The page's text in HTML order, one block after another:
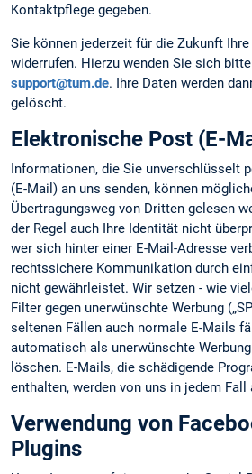
Kontaktpflege gegeben.
Sie können jederzeit für die Zukunft
widerrufen. Hierzu wenden Sie sich
support@tum.de. Ihre Daten werden
gelöscht.
Elektronische Post (E-
Informationen, die Sie unverschlüsselt
(E-Mail) an uns senden, können
Übertragungsweg von Dritten gelesen
der Regel auch Ihre Identität nicht
wer sich hinter einer E-Mail-Adresse
rechtssichere Kommunikation durch
nicht gewährleistet. Wir setzen - wie
Filter gegen unerwünschte Werbung
seltenen Fällen auch normale E-Mails
automatisch als unerwünschte
löschen. E-Mails, die schädigende
enthalten, werden von uns in jedem
Verwendung von
Plugins